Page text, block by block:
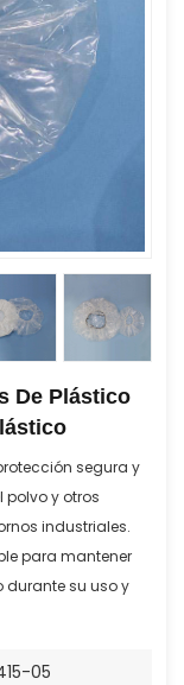
De Plástico
segura y
polvo y otros
industriales.
para mantener
durante su uso y
05